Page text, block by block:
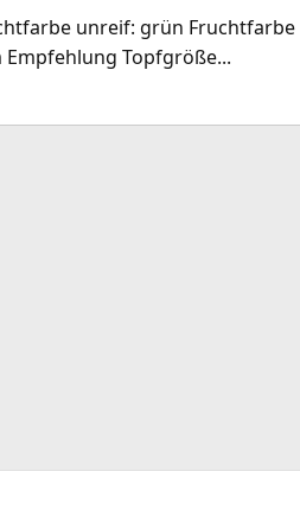
unreif: grün
Empfehlung Topfgröße...